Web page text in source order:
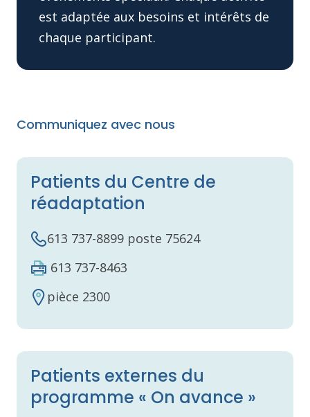
est adaptée aux besoins et intérêts de
chaque participant.
Communiquez avec nous
Patients du Centre de
réadaptation
613 737-8899 poste 75624
613 737-8463
pièce 2300
Patients externes du
programme « On avance »